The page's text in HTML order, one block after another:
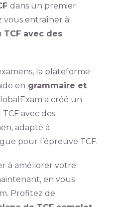
dans un premier
vous entraîner à
avec des
la plateforme
en grammaire et
a créé un
avec des
adapté à
pour l’épreuve TCF.
à améliorer votre
en vous
Profitez de